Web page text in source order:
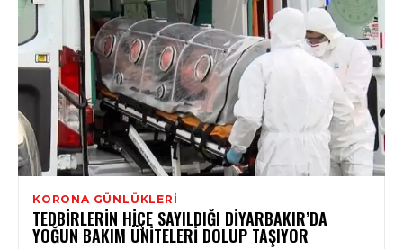
KORONA GÜNLÜKLERI
TEDBIRLERIN HIÇE SAYILDIĞI DIYARBAKIR’DA
YOĞUN BAKIM ÜNITELERI DOLUP TAŞIYOR